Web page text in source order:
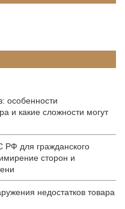
особенности
и какие сложности могут
для гражданского
сторон и
недостатков товара